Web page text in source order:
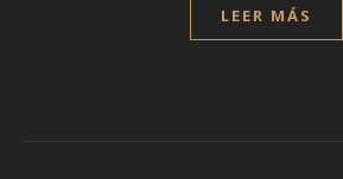
LEER MÁS